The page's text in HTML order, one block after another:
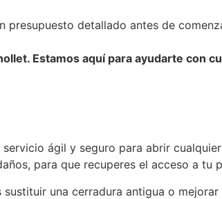
presupuesto detallado antes de
Estamos aquí para ayudarte con
servicio ágil y seguro para abrir
para que recuperes el acceso a tu
sustituir una cerradura antigua o